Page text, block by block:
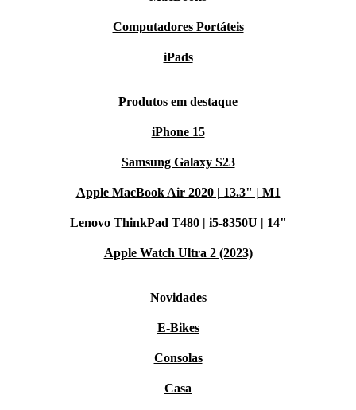
Computadores Portáteis
iPads
Produtos em destaque
iPhone 15
Samsung Galaxy S23
Apple MacBook Air 2020 | 13.3" | M1
Lenovo ThinkPad T480 | i5-8350U | 14"
Apple Watch Ultra 2 (2023)
Novidades
E-Bikes
Consolas
Casa